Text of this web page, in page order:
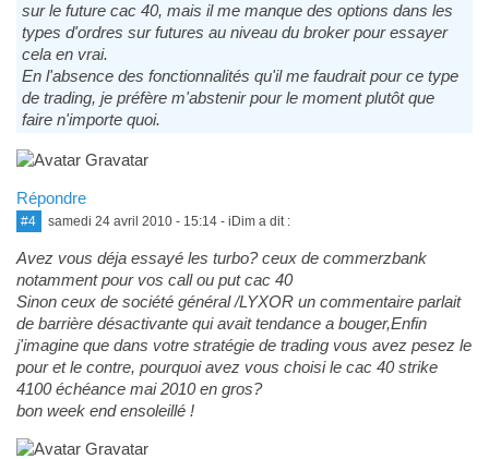
sur le future cac 40, mais il me manque des options dans les
types d'ordres sur futures au niveau du broker pour essayer
cela en vrai.
En l'absence des fonctionnalités qu'il me faudrait pour ce type
de trading, je préfère m'abstenir pour le moment plutôt que
faire n'importe quoi.
Répondre
#4 samedi 24 avril 2010 - 15:14- iDim a dit :
Avez vous déja essayé les turbo? ceux de commerzbank
notamment pour vos call ou put cac 40
Sinon ceux de société général /LYXOR un commentaire parlait
de barrière désactivante qui avait tendance a bouger,Enfin
j'imagine que dans votre stratégie de trading vous avez pesez le
pour et le contre, pourquoi avez vous choisi le cac 40 strike
4100 échéance mai 2010 en gros?
bon week end ensoleillé !